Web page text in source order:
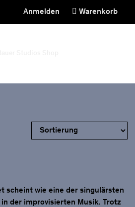
Anmelden Warenkorb
scheint wie eine der singulärsten
der improvisierten Musik. Trotz